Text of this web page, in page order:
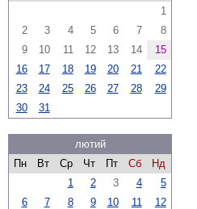
1
2
3 4 5 6 7
8
9
10 11 12 13 14
15
16
17 18 19 20 21
22
23
24 25 26 27 28
29
30
31
лютий
Пн
Вт Ср Чт Пт Сб
Нд
1
2 3 4
5
6
7 8 9 10 11
12